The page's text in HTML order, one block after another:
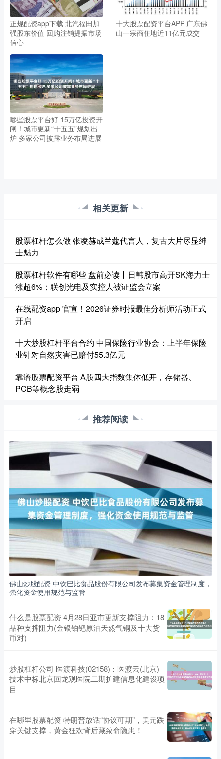
正规配资app下载 北汽福田加
强股东价值 回购注销提振市场
信心
十大股票配资平台APP 广东佛
山一宗商住地近11亿元成交
哪些股票平台好 15万亿投资开
闸！城市更新“十五五”规划出
炉 多家公司披露业务布局进展
相关更新
股票杠杆怎么做 张凌赫成兰蔻代言人，复古大片尽显绅
士魅力
股票杠杆软件有哪些 盘前必读丨日韩股市高开SK海力士
涨超6%；联创光电及实控人被证监会立案
在线配资app 官宣！2026证券时报最佳分析师活动正式
开启
十大炒股杠杆平台合约 中国保险行业协会：上半年保险
业针对自然灾害已赔付55.3亿元
靠谱股票配资平台 A股四大指数集体低开，存储器、
PCB等概念股走弱
推荐阅读
佛山炒股配资 中饮巴比食品股份有限公司发布募集资金管理制度，
强化资金使用规范与监管
什么是股票配资 4月28日亚市更新支撑阻力：18
品种支撑阻力(金银铂钯原油天然气铜及十大货
币对)
炒股杠杆公司 医渡科技(02158)：医渡云(北京)
技术中标北京回龙观医院二期扩建信息化建设项
目
在哪里股票配资 特朗普放话“协议可期”，美元跌
穿关键支撑，黄金狂欢背后藏致命隐患！